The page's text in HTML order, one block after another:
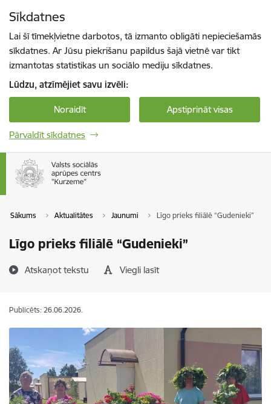
Sīkdatnes
Lai šī tīmekļvietne darbotos, tā izmanto obligāti nepieciešamās
sīkdatnes. Ar Jūsu piekrišanu papildus šajā vietnē var tikt
izmantotas statistikas un sociālo mediju sīkdatnes.
Lūdzu, atzīmējiet savu izvēli:
Noraidīt Apstiprināt visas
Pārvaldīt sīkdatnes
Sākums Aktualitātes Jaunumi Līgo prieks filiālē “Gudenieki”
Līgo prieks filiālē “Gudenieki”
Atskaņot tekstu Viegli lasīt
Publicēts: 26.06.2026.